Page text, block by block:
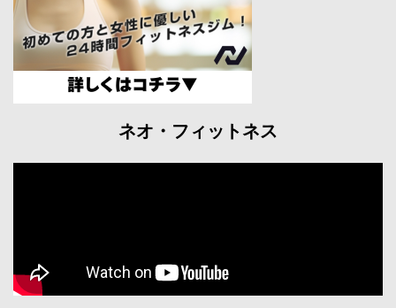
ネオ・フィットネス